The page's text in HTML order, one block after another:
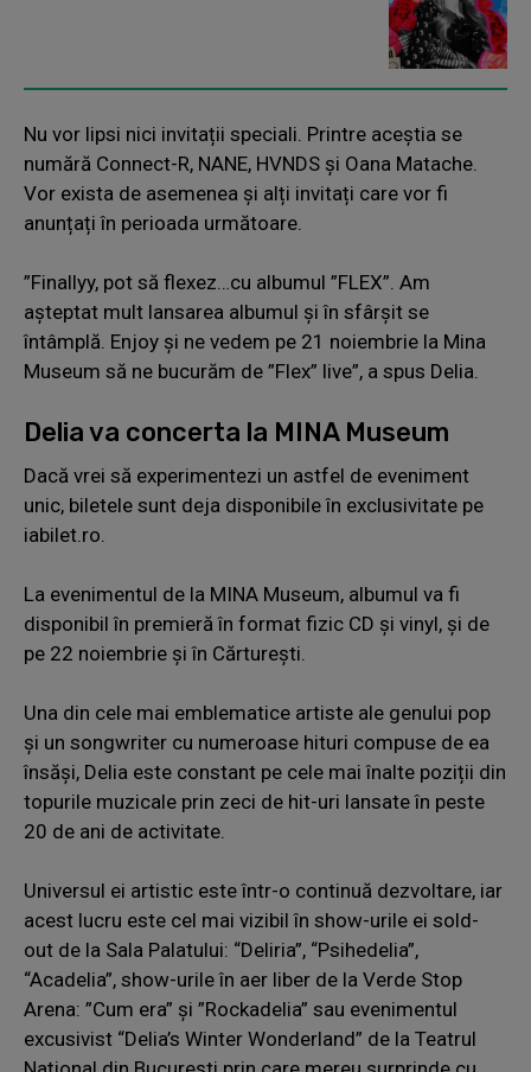
Nu vor lipsi nici invitații speciali. Printre aceștia se
numără Connect-R, NANE, HVNDS și Oana Matache.
Vor exista de asemenea și alți invitați care vor fi
anunțați în perioada următoare.
”Finallyy, pot să flexez…cu albumul ”FLEX”. Am
așteptat mult lansarea albumul și în sfârșit se
întâmplă. Enjoy și ne vedem pe 21 noiembrie la Mina
Museum să ne bucurăm de ”Flex” live”, a spus Delia.
Delia va concerta la MINA Museum
Dacă vrei să experimentezi un astfel de eveniment
unic, biletele sunt deja disponibile în exclusivitate pe
iabilet.ro.
La evenimentul de la MINA Museum, albumul va fi
disponibil în premieră în format fizic CD și vinyl, și de
pe 22 noiembrie și în Cărturești.
Una din cele mai emblematice artiste ale genului pop
și un songwriter cu numeroase hituri compuse de ea
însăși, Delia este constant pe cele mai înalte poziții din
topurile muzicale prin zeci de hit-uri lansate în peste
20 de ani de activitate.
Universul ei artistic este într-o continuă dezvoltare, iar
acest lucru este cel mai vizibil în show-urile ei sold-
out de la Sala Palatului: “Deliria”, “Psihedelia”,
“Acadelia”, show-urile în aer liber de la Verde Stop
Arena: ”Cum era” și ”Rockadelia” sau evenimentul
excusivist “Delia’s Winter Wonderland” de la Teatrul